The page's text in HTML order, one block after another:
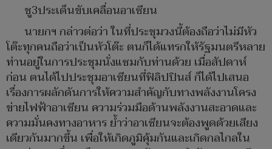
ชู3ประเด็นขับเคลื่อนอาเซียน
นายกฯ กล่าวต่อว่า ในที่ประชุมวงนี้ต้องถือว่าไม่มีหัว
โต๊ะทุกคนถือว่าเป็นหัวโต๊ะ ตนก็ได้แทรกให้รัฐมนตรีหลาย
ท่านอยู่ในการประชุมนั่งแซมกับท่านด้วย เมื่อสัปดาห์
ก่อน ตนได้ไปประชุมอาเซียนที่ฟิลิปปินส์ ก็ได้ไปเสนอ
เรื่องการผลักดันการให้ความสำคัญกับทางพลังงานโครง
ข่ายไฟฟ้าอาเซียน ความร่วมมือด้านพลังงานสะอาดและ
ความมั่นคงทางอาหาร ย้ำว่าอาเซียนจะต้องพูดด้วยเสียง
เดียวกันมากขึ้น เพื่อให้เกิดภูมิคุ้มกันและเกิดกลไกลใน